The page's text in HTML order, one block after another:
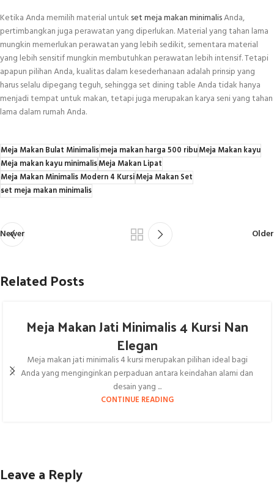
Ketika Anda memilih material untuk set meja makan minimalisAnda,
pertimbangkan juga perawatan yang diperlukan. Material yang tahan lama
mungkin memerlukan perawatan yang lebih sedikit, sementara material
yang lebih sensitif mungkin membutuhkan perawatan lebih intensif. Tetapi
apapun pilihan Anda, kualitas dalam kesederhanaan adalah prinsip yang
harus selalu dipegang teguh, sehingga set dining table Anda tidak hanya
menjadi tempat untuk makan, tetapi juga merupakan karya seni yang tahan
lama dalam rumah Anda.
Meja Makan Bulat Minimalismeja makan harga 500 ribuMeja Makan kayu
Meja makan kayu minimalisMeja Makan Lipat
Meja Makan Minimalis Modern 4 KursiMeja Makan Set
set meja makan minimalis
Newer Older
Related Posts
Meja Makan Jati Minimalis 4 Kursi Nan
Elegan
Meja makan jati minimalis 4 kursi merupakan pilihan ideal bagi
Anda yang menginginkan perpaduan antara keindahan alami dan
desain yang ...
CONTINUE READING
Leave a Reply